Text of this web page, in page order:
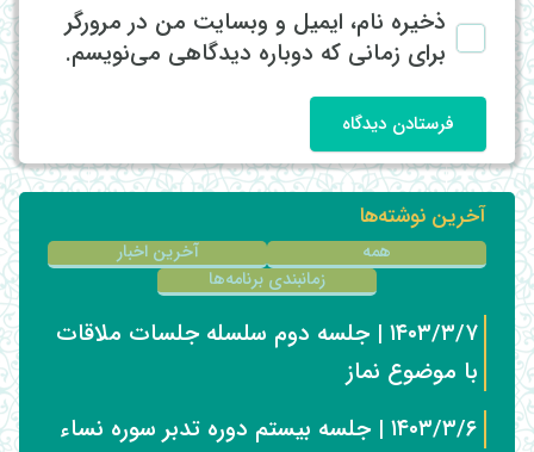
ذخیره نام، ایمیل و وبسایت من در مرورگر
برای زمانی که دوباره دیدگاهی می‌نویسم.
فرستادن دیدگاه
آخرین نوشته‌ها
همه
آخرین اخبار
زمانبندی برنامه‌ها
۱۴۰۳/۳/۷ | جلسه دوم سلسله جلسات ملاقات
با موضوع نماز
۱۴۰۳/۳/۶ | جلسه بیستم دوره تدبر سوره نساء